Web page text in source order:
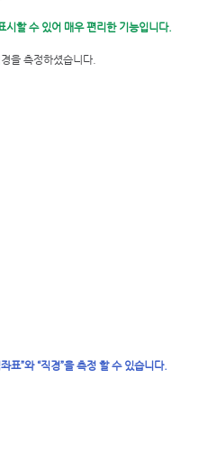
시할 수 있어 매우 편리한 기능입니다.
을 측정하셨습니다.
표”와 “직경”을 측정 할 수 있습니다.